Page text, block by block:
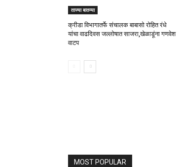
ताज्या बातम्या
क्रीडा विभागातर्फे संचालक बाबासो रोहित रंधे
यांचा वाढदिवस जल्लोषात साजरा,खेळाडूंना गणवेश
वाटप
MOST POPULAR